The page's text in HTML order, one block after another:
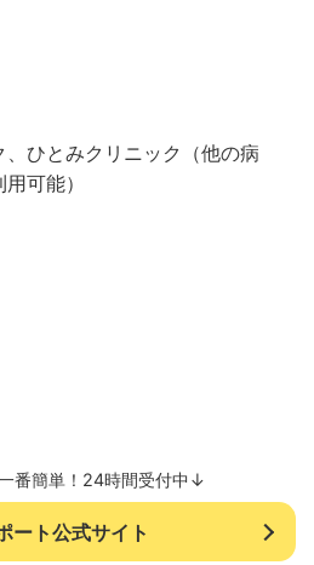
ひとみクリニック（他の病
可能）
番簡単！24時間受付中↓
ート公式サイト